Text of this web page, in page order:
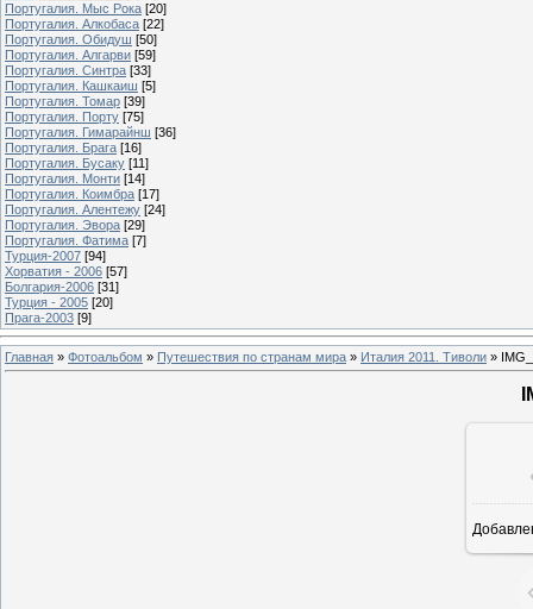
Португалия. Мыс Рока [20]
Португалия. Алкобаса [22]
Португалия. Обидуш [50]
Португалия. Алгарви [59]
Португалия. Синтра [33]
Португалия. Кашкаиш [5]
Португалия. Томар [39]
Португалия. Порту [75]
Португалия. Гимарайнш [36]
Португалия. Брага [16]
Португалия. Бусаку [11]
Португалия. Монти [14]
Португалия. Коимбра [17]
Португалия. Алентежу [24]
Португалия. Эвора [29]
Португалия. Фатима [7]
Турция-2007 [94]
Хорватия - 2006 [57]
Болгария-2006 [31]
Турция - 2005 [20]
Прага-2003 [9]
Главная » Фотоальбом » Путешествия по странам мира » Италия 2011. Тиволи »